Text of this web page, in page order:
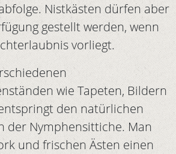
Nistkästen dürfen aber
gestellt werden, wenn
vorliegt.
wie Tapeten, Bildern
den natürlichen
der Nymphensittiche. Man
und frischen Ästen einen